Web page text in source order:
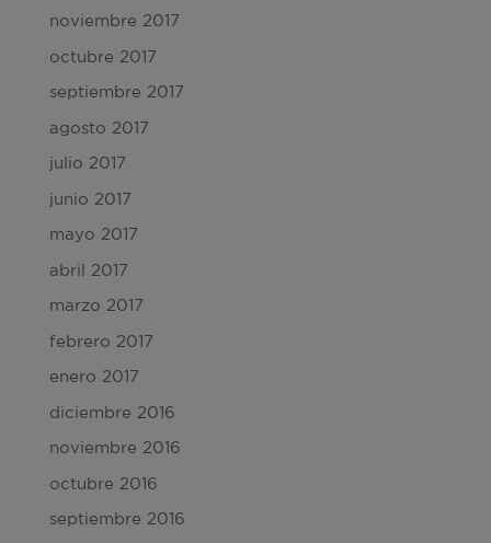
noviembre 2017
octubre 2017
septiembre 2017
agosto 2017
julio 2017
junio 2017
mayo 2017
abril 2017
marzo 2017
febrero 2017
enero 2017
diciembre 2016
noviembre 2016
octubre 2016
septiembre 2016